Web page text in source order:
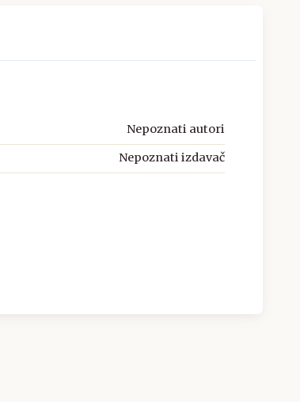
Nepoznati autori
Nepoznati izdavač